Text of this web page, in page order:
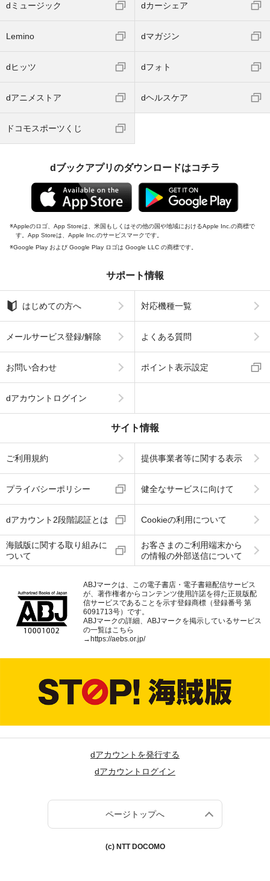
dミュージック dカーシェア
Lemino dマガジン
dヒッツ dフォト
dアニメストア dヘルスケア
ドコモスポーツくじ
dブックアプリのダウンロードはコチラ
Appleのロゴ、App Storeは、米国もしくはその他の国や地域におけるApple Inc.の商標で
す。App Storeは、Apple Inc.のサービスマークです。
Google Play および Google Play ロゴは Google LLC の商標です。
サポート情報
はじめての方へ 対応機種一覧
メールサービス登録/解除 よくある質問
お問い合わせ ポイント表示設定
dアカウントログイン
サイト情報
ご利用規約 提供事業者等に関する表示
プライバシーポリシー 健全なサービスに向けて
dアカウント2段階認証とは Cookieの利用について
海賊版に関する取り組みに
ついて
お客さまのご利用端末から
の情報の外部送信について
ABJマークは、この電子書店・電子書籍配信サービス
が、著作権者からコンテンツ使用許諾を得た正規版配
信サービスであることを示す登録商標（登録番号 第
6091713号）です。
ABJマークの詳細、ABJマークを掲示しているサービス
の一覧はこちら
→ https://aebs.or.jp/
dアカウントを発行する
dアカウントログイン
ページトップへ
(c) NTT DOCOMO